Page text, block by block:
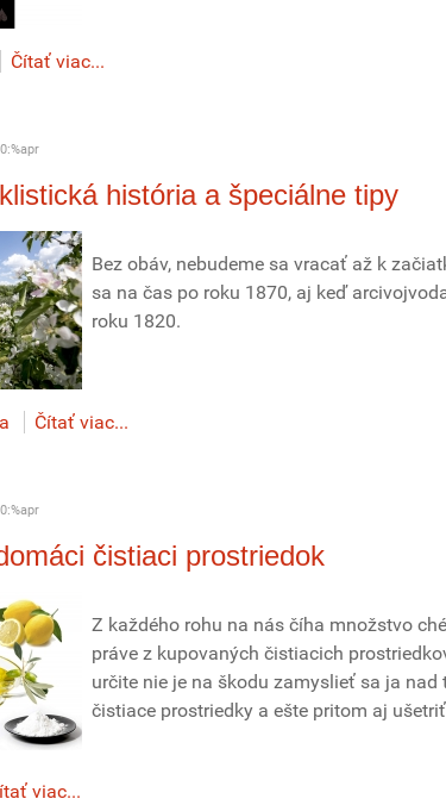
Čítať viac...
história a špeciálne tipy
Bez obáv, nebudeme sa vracať až k
sa na čas po roku 1870, aj keď
roku 1820.
Čítať viac...
čistiaci prostriedok
Z každého rohu na nás číha množstvo
práve z kupovaných čistiacich
určite nie je na škodu zamyslieť sa ja
čistiace prostriedky a ešte pritom aj
viac...